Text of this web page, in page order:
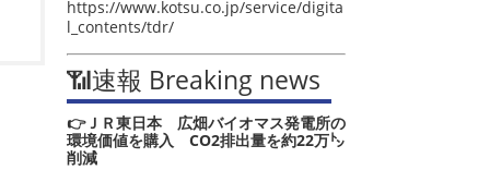
https://www.kotsu.co.jp/service/digita
l_contents/tdr/
📶速報 Breaking news
👉ＪＲ東日本 広畑バイオマス発電所の
環境価値を購入 CO2排出量を約22万㌧
削減